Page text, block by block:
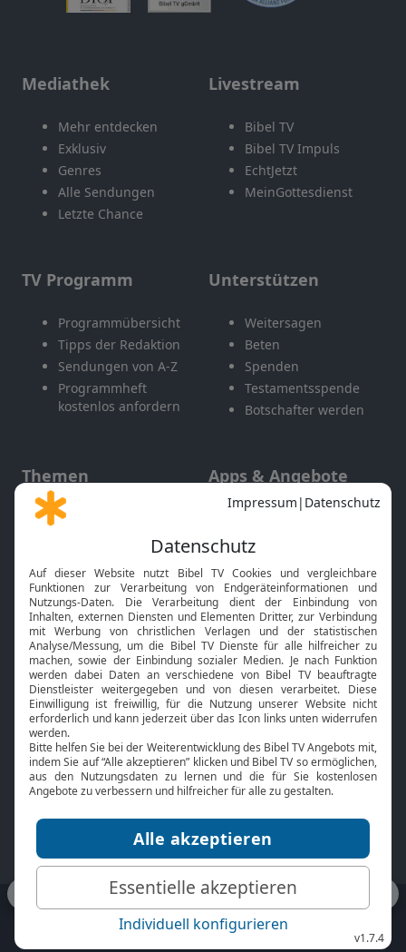
Mediathek
Mehr entdecken
Exklusiv
Genres
Alle Sendungen
Letzte Chance
Livestream
Bibel TV
Bibel TV Impuls
EchtJetzt
MeinGottesdienst
TV Programm
Programmübersicht
Tipps der Redaktion
Sendungen von A-Z
Programmheft
kostenlos anfordern
Unterstützen
Weitersagen
Beten
Spenden
Testamentsspende
Botschafter werden
Themen
Gott und Bibel erklärt
Neuigkeiten
Apps & Angebote
Mobile App
Smart TV
HbbTV
Bibelthek Online-Bibel
Nächster Gottesdienst
Bibel TV
Über uns
Jobs
Mediadaten
Service
Kontakt
TV-Empfang
bibeltv.de: Impressum
Datenschutz
Nutzungsbedingungen